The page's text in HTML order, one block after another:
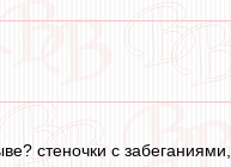
стеночки с